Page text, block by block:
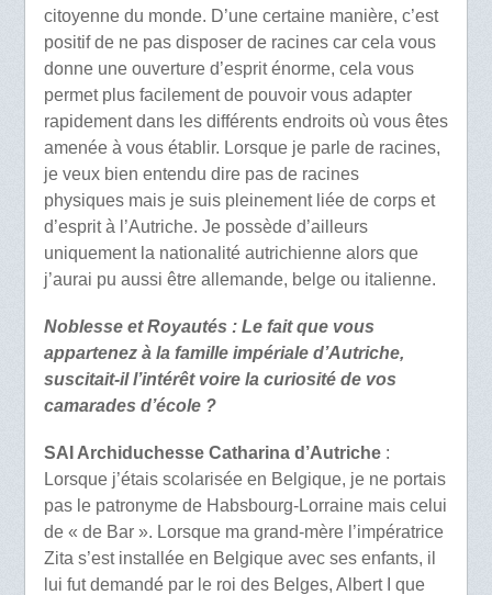
citoyenne du monde. D’une certaine manière, c’est
positif de ne pas disposer de racines car cela vous
donne une ouverture d’esprit énorme, cela vous
permet plus facilement de pouvoir vous adapter
rapidement dans les différents endroits où vous êtes
amenée à vous établir. Lorsque je parle de racines,
je veux bien entendu dire pas de racines
physiques mais je suis pleinement liée de corps et
d’esprit à l’Autriche. Je possède d’ailleurs
uniquement la nationalité autrichienne alors que
j’aurai pu aussi être allemande, belge ou italienne.
Noblesse et Royautés : Le fait que vous
appartenez à la famille impériale d’Autriche,
suscitait-il l’intérêt voire la curiosité de vos
camarades d’école ?
SAI Archiduchesse Catharina d’Autriche:
Lorsque j’étais scolarisée en Belgique, je ne portais
pas le patronyme de Habsbourg-Lorraine mais celui
de « de Bar ». Lorsque ma grand-mère l’impératrice
Zita s’est installée en Belgique avec ses enfants, il
lui fut demandé par le roi des Belges, Albert I que